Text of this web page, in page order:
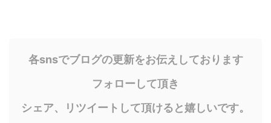
各snsでブログの更新をお伝えしております
フォローして頂き
シェア、リツイートして頂けると嬉しいです。